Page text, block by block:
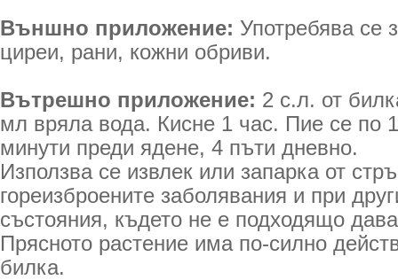
Външно приложение: Употребява се
циреи, рани, кожни обриви.
Вътрешно приложение: 2 с.л. от
мл вряла вода. Кисне 1 час. Пие се по
минути преди ядене, 4 пъти дневно.
Използва се извлек или запарка от
гореизброените заболявания и при
състояния, където не е подходящо
Прясното растение има по-силно
билка.